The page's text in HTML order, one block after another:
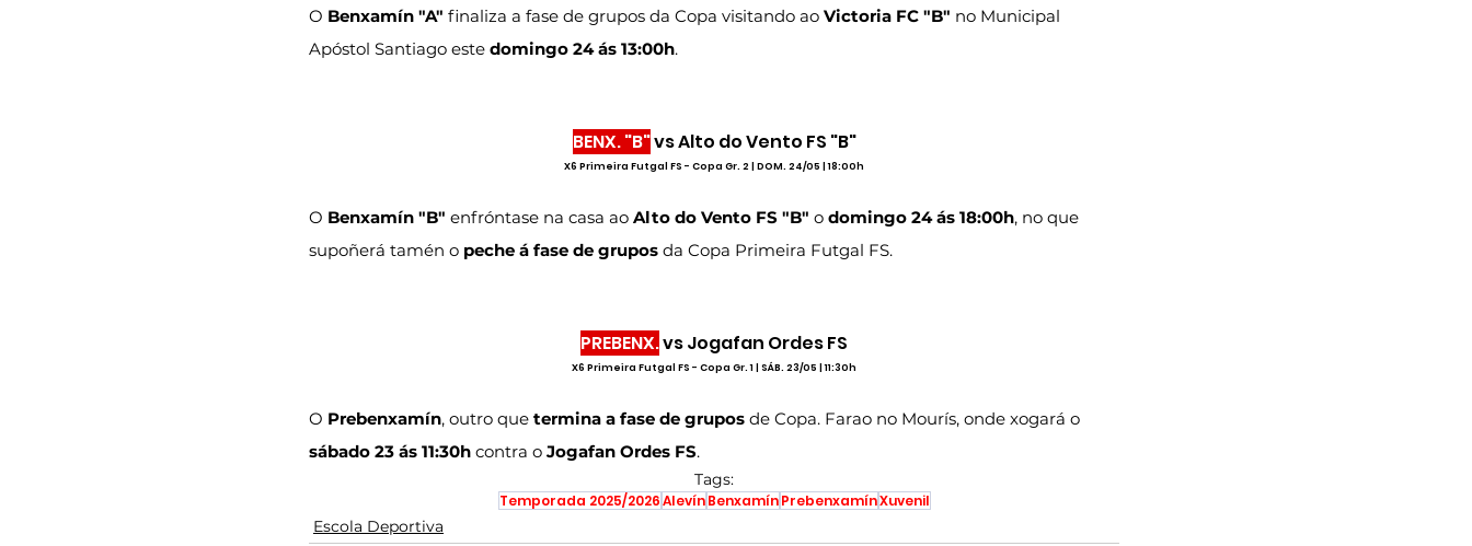
O Benxamín "A" finaliza a fase de grupos da Copa visitando ao Victoria FC "B" no Municipal
Apóstol Santiago este domingo 24 ás 13:00h.
BENX. "B" vs Alto do Vento FS "B"
X6 Primeira Futgal FS - Copa Gr. 2 | DOM. 24/05 | 18:00h
O Benxamín "B" enfróntase na casa ao Alto do Vento FS "B" o domingo 24 ás 18:00h, no que
supoñerá tamén o peche á fase de grupos da Copa Primeira Futgal FS.
PREBENX. vs Jogafan Ordes FS
X6 Primeira Futgal FS - Copa Gr. 1 | SÁB. 23/05 | 11:30h
O Prebenxamín, outro que termina a fase de grupos de Copa. Farao no Mourís, onde xogará o
sábado 23 ás 11:30h contra o Jogafan Ordes FS.
Tags:
Temporada 2025/2026Alevín Benxamín PrebenxamínXuvenil
Escola Deportiva